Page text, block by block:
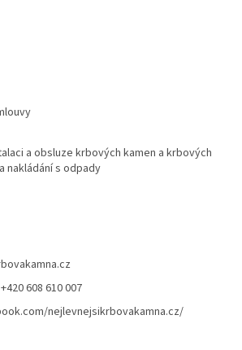
a obsluze krbových kamen a krbových
nakládání s odpady
608 610 007
nejlevnejsikrbovakamna.cz/